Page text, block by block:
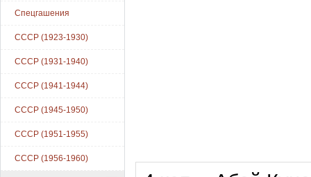
Спецгашения
СССР (1923-1930)
СССР (1931-1940)
СССР (1941-1944)
СССР (1945-1950)
СССР (1951-1955)
СССР (1956-1960)